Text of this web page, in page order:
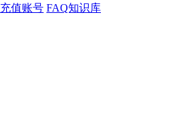
充值账号 FAQ知识库